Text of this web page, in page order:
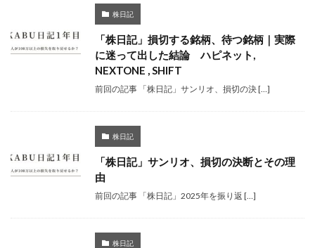
株日記
「株日記」損切する銘柄、待つ銘柄｜実際
に迷って出した結論 ハピネット,
NEXTONE , SHIFT
前回の記事 「株日記」サンリオ、損切の決 […]
株日記
「株日記」サンリオ、損切の決断とその理
由
前回の記事 「株日記」2025年を振り返 […]
株日記